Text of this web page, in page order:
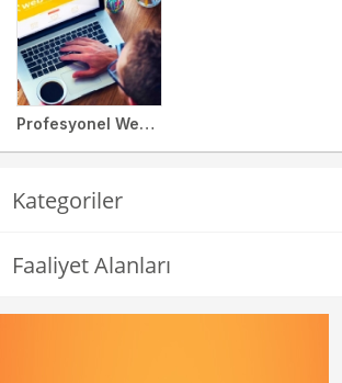
Profesyonel Web Site Tasarım
Kategoriler
Faaliyet Alanları